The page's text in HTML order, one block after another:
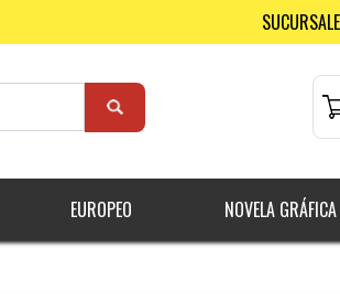
EUROPEO NOVELA GRÁFICA